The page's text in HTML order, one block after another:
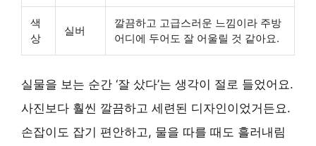
색
상
실버
깔끔하고 고급스러운 느낌이라 주방
어디에 두어도 잘 어울릴 것 같아요.
실물을 보는 순간 ‘잘 샀다’는 생각이 절로 들었어요.
사진보다 훨씬 깔끔하고 세련된 디자인이었거든요.
손잡이도 잡기 편안하고, 물을 따를 때도 흘러내림